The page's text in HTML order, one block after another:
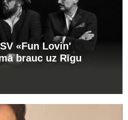
«Fun Lovin'
brauc uz Rīgu